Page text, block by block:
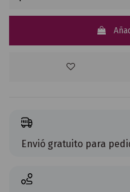
Envió gratuito para